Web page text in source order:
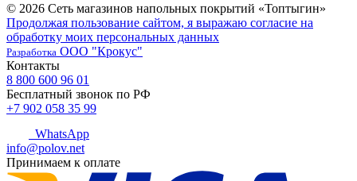
© 2026 Сеть магазинов напольных покрытий «Топтыгин»
Продолжая пользование сайтом, я выражаю согласие на
обработку моих персональных данных
Разработка ООО "Крокус"
Контакты
8 800 600 96 01
Бесплатный звонок по РФ
+7 902 058 35 99
WhatsApp
info@polov.net
Принимаем к оплате